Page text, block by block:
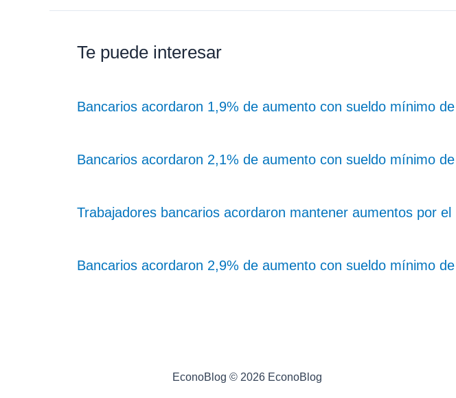
Te puede interesar
Bancarios acordaron 1,9% de aumento con sueldo mínimo
Bancarios acordaron 2,1% de aumento con sueldo mínimo
Trabajadores bancarios acordaron mantener aumentos por el
Bancarios acordaron 2,9% de aumento con sueldo mínimo
EconoBlog © 2026 EconoBlog